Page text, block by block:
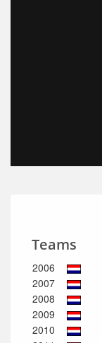
Teams
2006
2007
2008
2009
2010